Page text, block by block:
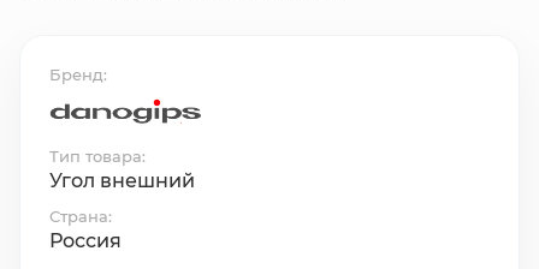
Бренд
Тип товара
Угол внешний
Страна
Россия